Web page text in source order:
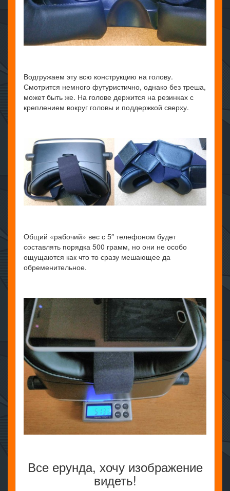
Водгружаем эту всю конструкцию на голову.
Смотрится немного футуристично, однако без треша,
может быть же. На голове держится на резинках с
креплением вокруг головы и поддержкой сверху.
Общий «рабочий» вес с 5″ телефоном будет
составлять порядка 500 грамм, но они не особо
ощущаются как что то сразу мешающее да
обременительное.
Все ерунда, хочу изображение
видеть!